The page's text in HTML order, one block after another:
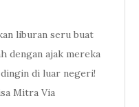
liburan seru buat
dengan ajak mereka
di luar negeri!
Mitra Via